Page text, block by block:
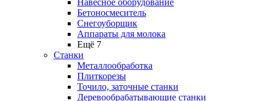
Навесное оборудование
Бетоносмеситель
Снегоуборщик
Аппараты для молока
Ещё 7
Станки
Металлообработка
Плиткорезы
Точило, заточные станки
Деревообрабатывающие станки